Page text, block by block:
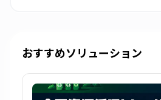
おすすめソリューション